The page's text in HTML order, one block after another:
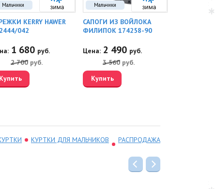
Мальчики
KERRY HAWER
042
1 680 руб.
2 700 руб.
Купить
Мальчики
САПОГИ ИЗ ВОЙЛОКА
ФИЛИПОК 174258-90
Цена: 2 490 руб.
3 560 руб.
Купить
КУРТКИ ДЛЯ МАЛЬЧИКОВ
РАСПРОДАЖА